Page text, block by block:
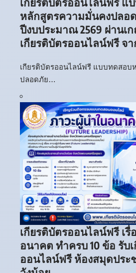
หลักสูตรความมั่นคงปลอ
ปีงบประมาณ 2569 ผ่านเ
เกียรติบัตรออนไลน์ฟรี จ
เกียรติบัตรออนไลน์ฟรี แบบทดสอบ
ปลอดภัย…
เกียรติบัตรออนไลน์ฟรี เรื่
อนาคต ทำครบ 10 ข้อ รับ
ออนไลน์ฟรี ห้องสมุดประ